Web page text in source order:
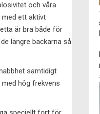
och våra
med ett aktivt
är bra både för
längre backarna så
samtidigt
hög frekvens